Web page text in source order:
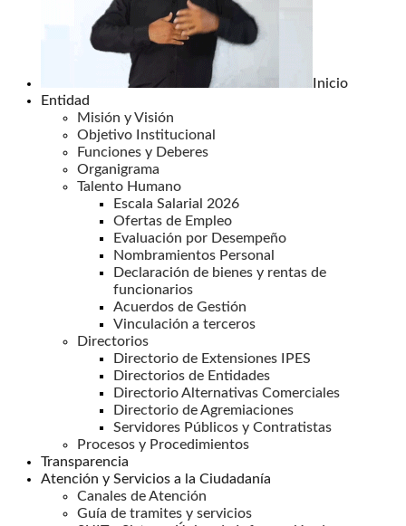
Inicio
Entidad
Misión y Visión
Objetivo Institucional
Funciones y Deberes
Organigrama
Talento Humano
Escala Salarial 2026
Ofertas de Empleo
Evaluación por Desempeño
Nombramientos Personal
Declaración de bienes y rentas de
funcionarios
Acuerdos de Gestión
Vinculación a terceros
Directorios
Directorio de Extensiones IPES
Directorios de Entidades
Directorio Alternativas Comerciales
Directorio de Agremiaciones
Servidores Públicos y Contratistas
Procesos y Procedimientos
Transparencia
Atención y Servicios a la Ciudadanía
Canales de Atención
Guía de tramites y servicios